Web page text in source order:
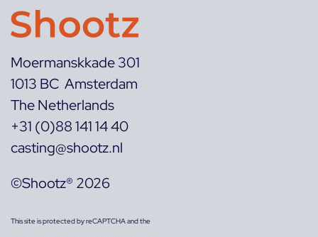
Moermanskkade 301
1013 BC Amsterdam
The Netherlands
+31 (0)88 141 14 40
casting@shootz.nl
©Shootz® 2026
This site is protected by reCAPTCHA and the